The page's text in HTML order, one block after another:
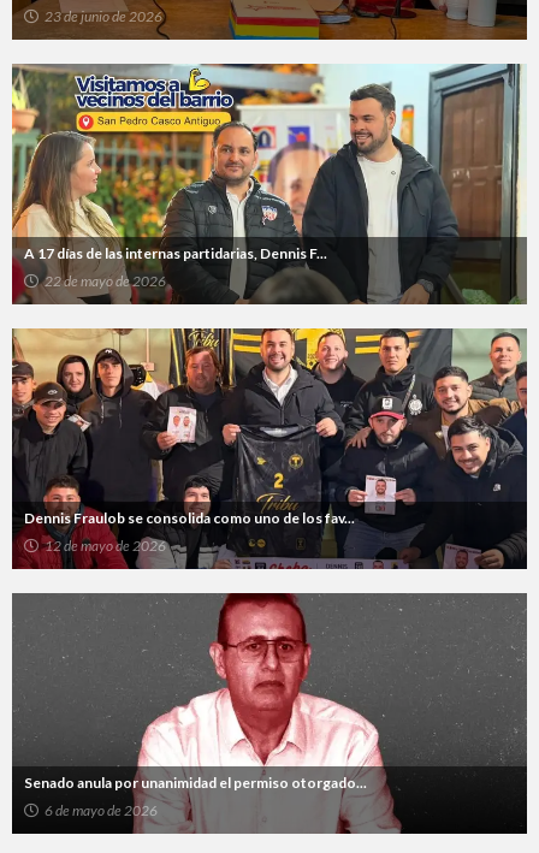
23 de junio de 2026
A 17 días de las internas partidarias, Dennis F...
22 de mayo de 2026
Dennis Fraulob se consolida como uno de los fav...
12 de mayo de 2026
Senado anula por unanimidad el permiso otorgado...
6 de mayo de 2026